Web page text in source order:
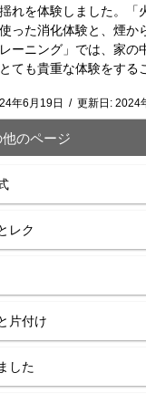
れを体験しました。「
った消化体験と、煙か
ーニング」では、家の
ても貴重な体験をする
年6月19日 / 更新日: 2024
のページ
レク
片付け
した